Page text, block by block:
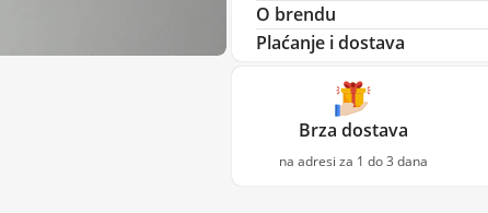
O brendu
Plaćanje i dostava
Brza dostava
na adresi za 1 do 3 dana